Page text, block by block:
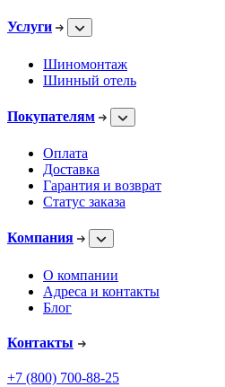
Услуги
Шиномонтаж
Шинный отель
Покупателям
Оплата
Доставка
Гарантия и возврат
Статус заказа
Компания
О компании
Адреса и контакты
Блог
Контакты
+7 (800) 700-88-25